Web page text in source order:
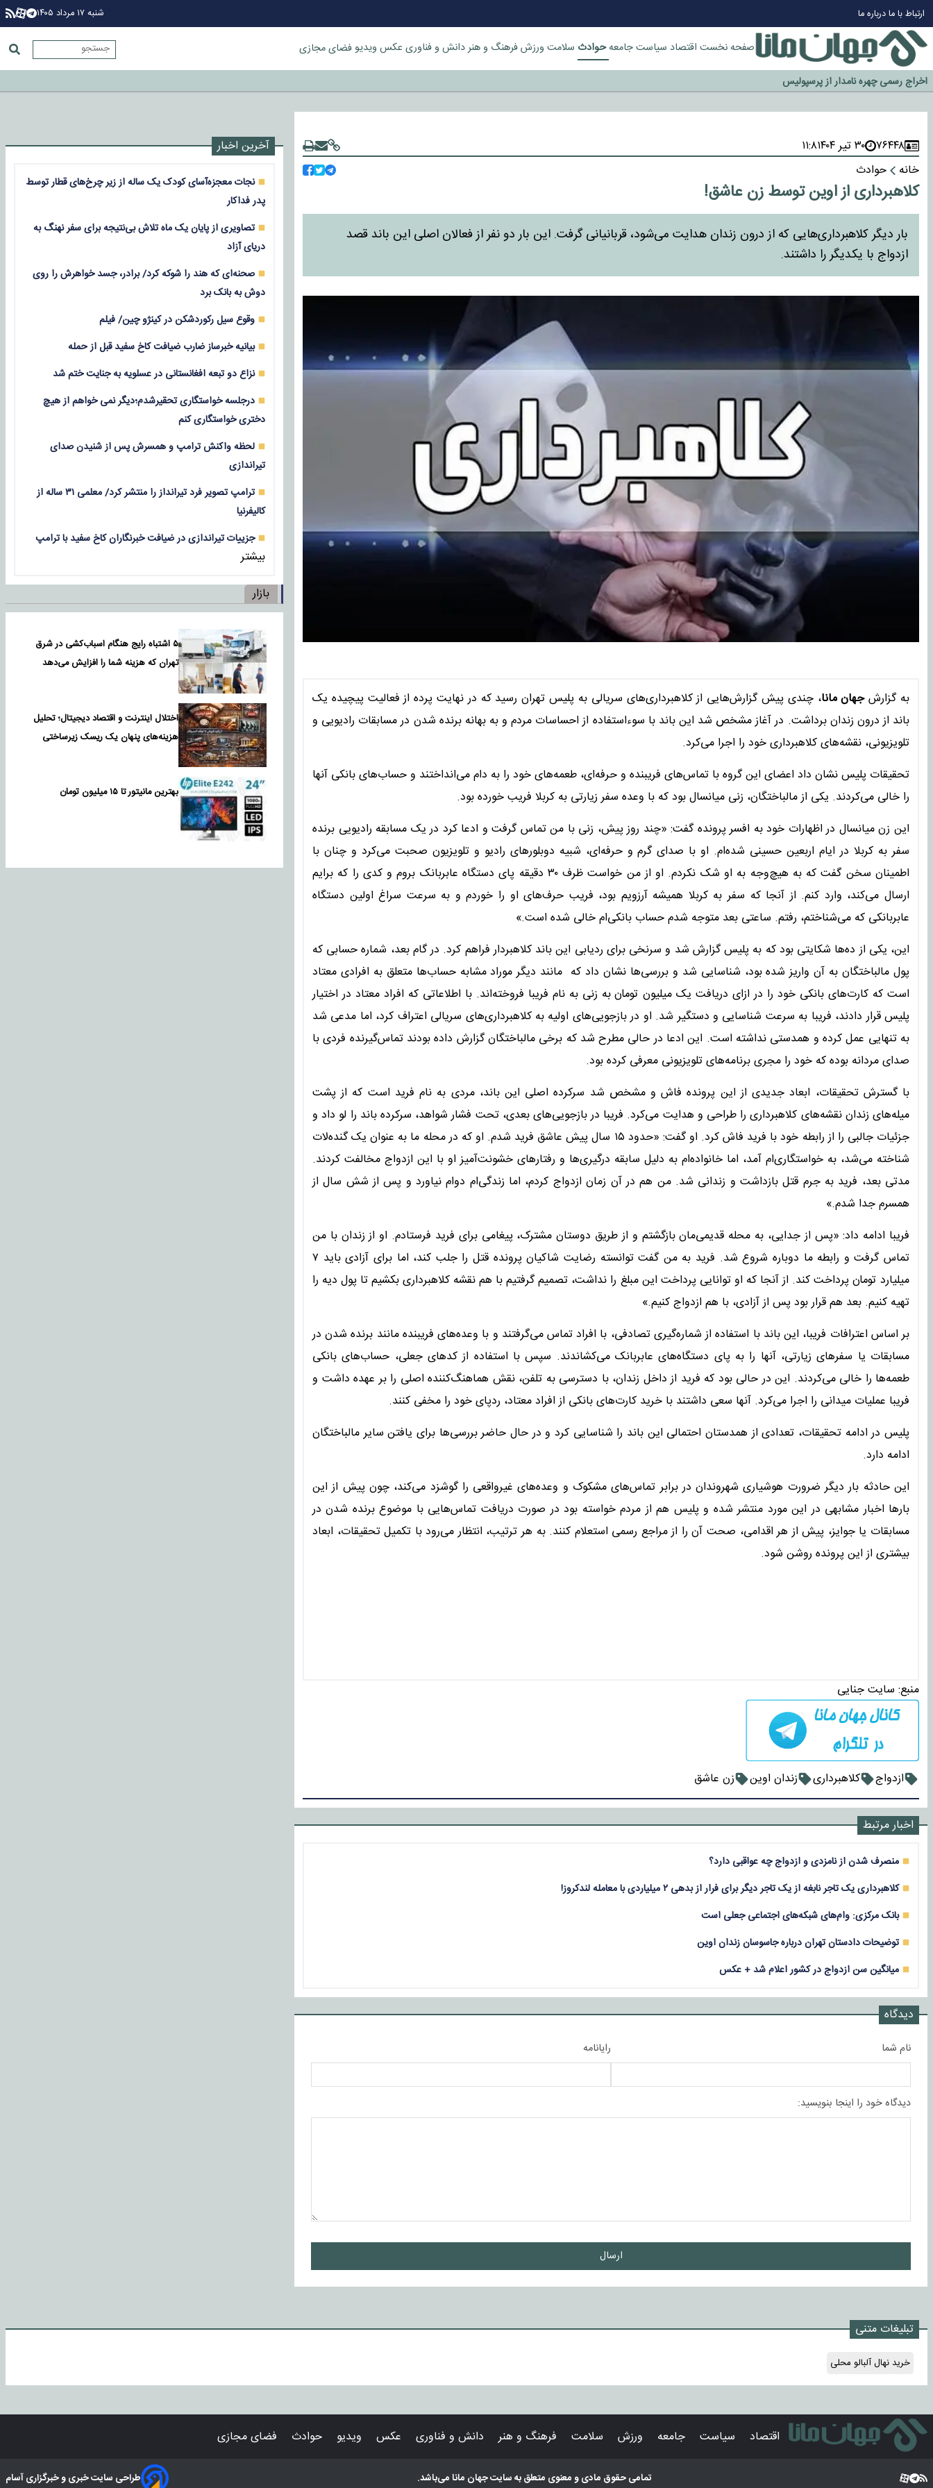
ارتباط با مادرباره ما شنبه ۱۷ مرداد ۱۴۰۵
صفحه نخست اقتصاد سیاستجامعهحوادث سلامت ورزشفرهنگ و هنردانش و فناوری عکس ویدیوفضای مجازی
چرا طلا دوباره افزایشی شد؟
گزینه جدایی اوسمار روی میز مدیران پرسپولیس
آیا رئیس جمهور آمریکا قانون را دور می‌زند؟
اخراج رسمی چهره نامدار از پرسپولیس
سازمان اطلاعات سپاه: پروژه دولت ترامپ برای مهار چین، روسیه و اروپا شکست خورد
۷۶۴۴۸ ۳۰ تیر ۱۴۰۴
۱۱:۸
خانه
حوادث
کلاهبرداری از اوین توسط زن عاشق!
بار دیگر کلاهبرداری‌هایی که از درون زندان هدایت می‌شود، قربانیانی گرفت. این بار دو نفر از فعالان اصلی این باند قصد
ازدواج با یکدیگر را داشتند.​
به گزارشجهان مانا، چندی پیش گزارش‌هایی از کلاهبرداری‌های سریالی به پلیس تهران رسید که در نهایت پرده از فعالیت پیچیده یک
باند از درون زندان برداشت. در آغاز مشخص شد این باند با سوءاستفاده از احساسات مردم و به بهانه برنده شدن در مسابقات رادیویی و
تلویزیونی، نقشه‌های کلاهبرداری خود را اجرا می‌کرد.
تحقیقات پلیس نشان داد اعضای این گروه با تماس‌های فریبنده و حرفه‌ای، طعمه‌های خود را به دام می‌انداختند و حساب‌های بانکی آنها
را خالی می‌کردند. یکی از مالباختگان، زنی میانسال بود که با وعده سفر زیارتی به کربلا فریب خورده بود.
این زن میانسال در اظهارات خود به افسر پرونده گفت: «چند روز پیش، زنی با من تماس گرفت و ادعا کرد در یک مسابقه رادیویی برنده
سفر به کربلا در ایام اربعین حسینی شده‌ام. او با صدای گرم و حرفه‌ای، شبیه دوبلورهای رادیو و تلویزیون صحبت می‌کرد و چنان با
اطمینان سخن گفت که به هیچ‌وجه به او شک نکردم. او از من خواست ظرف ۳۰ دقیقه پای دستگاه عابربانک بروم و کدی را که برایم
ارسال می‌کند، وارد کنم. از آنجا که سفر به کربلا همیشه آرزویم بود، فریب حرف‌های او را خوردم و به سرعت سراغ اولین دستگاه
عابربانکی که می‌شناختم، رفتم. ساعتی بعد متوجه شدم حساب بانکی‌ام خالی شده است.»
این، یکی از ده‌ها شکایتی بود که به پلیس گزارش شد و سرنخی برای ردیابی این باند کلاهبردار فراهم کرد. در گام بعد، شماره حسابی که
پول مالباختگان به آن واریز شده بود، شناسایی شد و بررسی‌ها نشان داد که مانند دیگر موراد مشابه حساب‌ها متعلق به افرادی معتاد
است که کارت‌های بانکی خود را در ازای دریافت یک میلیون تومان به زنی به نام فریبا فروخته‌اند. با اطلاعاتی که افراد معتاد در اختیار
پلیس قرار دادند، فریبا به سرعت شناسایی و دستگیر شد. او در بازجویی‌های اولیه به کلاهبرداری‌های سریالی اعتراف کرد، اما مدعی شد
به تنهایی عمل کرده و همدستی نداشته است. این ادعا در حالی مطرح شد که برخی مالباختگان گزارش داده بودند تماس‌گیرنده فردی با
صدای مردانه بوده که خود را مجری برنامه‌های تلویزیونی معرفی کرده بود.
با گسترش تحقیقات، ابعاد جدیدی از این پرونده فاش و مشخص شد سرکرده اصلی این باند، مردی به نام فرید است که از پشت
میله‌های زندان نقشه‌های کلاهبرداری را طراحی و هدایت می‌کرد. فریبا در بازجویی‌های بعدی، تحت فشار شواهد، سرکرده باند را لو داد و
جزئیات جالبی را از رابطه خود با فرید فاش کرد. او گفت: «حدود ۱۵ سال پیش عاشق فرید شدم. او که در محله ما به عنوان یک گنده‌لات
شناخته می‌شد، به خواستگاری‌ام آمد، اما خانواده‌ام به دلیل سابقه درگیری‌ها و رفتارهای خشونت‌آمیز او با این ازدواج مخالفت کردند.
مدتی بعد، فرید به جرم قتل بازداشت و زندانی شد. من هم در آن زمان ازدواج کردم، اما زندگی‌ام دوام نیاورد و پس از شش سال از
همسرم جدا شدم.»
فریبا ادامه داد: «پس از جدایی، به محله قدیمی‌مان بازگشتم و از طریق دوستان مشترک، پیغامی برای فرید فرستادم. او از زندان با من
تماس گرفت و رابطه ما دوباره شروع شد. فرید به من گفت توانسته رضایت شاکیان پرونده قتل را جلب کند، اما برای آزادی باید ۷
میلیارد تومان پرداخت کند. از آنجا که او توانایی پرداخت این مبلغ را نداشت، تصمیم گرفتیم با هم نقشه کلاهبرداری بکشیم تا پول دیه را
تهیه کنیم. بعد هم قرار بود پس از آزادی، با هم ازدواج کنیم.»
بر اساس اعترافات فریبا، این باند با استفاده از شماره‌گیری تصادفی، با افراد تماس می‌گرفتند و با وعده‌های فریبنده مانند برنده شدن در
مسابقات یا سفرهای زیارتی، آنها را به پای دستگاه‌های عابربانک می‌کشاندند. سپس با استفاده از کدهای جعلی، حساب‌های بانکی
طعمه‌ها را خالی می‌کردند. این در حالی بود که فرید از داخل زندان، با دسترسی به تلفن، نقش هماهنگ‌کننده اصلی را بر عهده داشت و
فریبا عملیات میدانی را اجرا می‌کرد. آنها سعی داشتند با خرید کارت‌های بانکی از افراد معتاد، ردپای خود را مخفی کنند.
پلیس در ادامه تحقیقات، تعدادی از همدستان احتمالی این باند را شناسایی کرد و در حال حاضر بررسی‌ها برای یافتن سایر مالباختگان
ادامه دارد.
این حادثه بار دیگر ضرورت هوشیاری شهروندان در برابر تماس‌های مشکوک و وعده‌های غیرواقعی را گوشزد می‌کند، چون پیش از این
بارها اخبار مشابهی در این مورد منتشر شده و پلیس هم از مردم خواسته بود در صورت دریافت تماس‌هایی با موضوع برنده شدن در
مسابقات یا جوایز، پیش از هر اقدامی، صحت آن را از مراجع رسمی استعلام کنند. به هر ترتیب، انتظار می‌رود با تکمیل تحقیقات، ابعاد
بیشتری از این پرونده روشن شود.
منبع: سایت جنایی
ازدواج کلاهبرداری زندان اوین زن عاشق
اخبار مرتبط
منصرف شدن از نامزدی و ازدواج چه عواقبی دارد؟
کلاهبرداری یک تاجر نابغه از یک تاجر دیگر برای فرار از بدهی ۲ میلیاردی با معامله لندکروز!
بانک مرکزی: وام‌های شبکه‌های اجتماعی جعلی است
توضیحات دادستان تهران درباره جاسوسان زندان اوین
میانگین سن ازدواج در کشور اعلام شد + عکس
دیدگاه
نام شما رایانامه
دیدگاه خود را اینجا بنویسید:
ارسال
آخرین اخبار
نجات معجزه‌آسای کودک یک ساله از زیر چرخ‌های قطار توسط
پدر فداکار
تصاویری از پایان یک ماه تلاش بی‌نتیجه برای سفر نهنگ به
دریای آزاد
صحنه‌ای که هند را شوکه کرد/ برادر، جسد خواهرش را روی
دوش به بانک برد
وقوع سیل رکوردشکن در کینژو چین/ فیلم
بیانیه خبرساز ضارب ضیافت کاخ سفید قبل از حمله
نزاع دو تبعه افغانستانی در عسلویه به جنایت ختم شد
درجلسه خواستگاری تحقیرشدم؛دیگر نمی خواهم از هیچ
دختری خواستگاری کنم
لحظه واکنش ترامپ و همسرش پس از شنیدن صدای
تیراندازی
ترامپ تصویر فرد تیرانداز را منتشر کرد/ معلمی ۳۱ ساله از
کالیفرنیا
جزییات تیراندازی در ضیافت خبرنگاران کاخ سفید با ترامپ
بیشتر
بازار
۵ اشتباه رایج هنگام اسباب‌کشی در شرق
تهران که هزینه شما را افزایش می‌دهد
اختلال اینترنت و اقتصاد دیجیتال؛ تحلیل
هزینه‌های پنهان یک ریسک زیرساختی
بهترین مانیتور تا ۱۵ میلیون تومان
تبلیغات متنی
خرید نهال آلبالو محلی
اقتصاد سیاست جامعه ورزش سلامت فرهنگ و هنر دانش و فناوری عکس ویدیو حوادث فضای مجازی
تمامی حقوق مادی و معنوی متعلق به سایتجهان مانامی‌باشد. طراحی سایت خبری و خبرگزاری آسام